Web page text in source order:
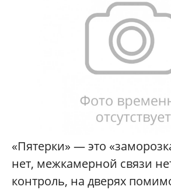
«Пятерки» — это
нет, межкамерной связи
контроль, на дверях